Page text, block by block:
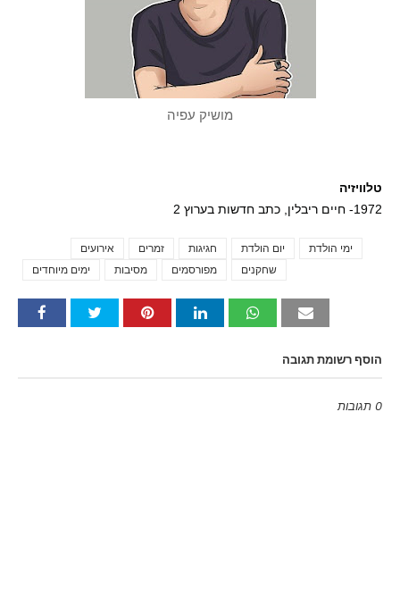
מושיק עפיה
טלוויזיה
1972- חיים ריבלין, כתב חדשות בערוץ 2
אירועים זמרים חגיגות יום הולדת
ימי הולדת
ימים מיוחדים
מסיבות מפורסמים שחקנים
הוסף רשומת תגובה
0 תגובות